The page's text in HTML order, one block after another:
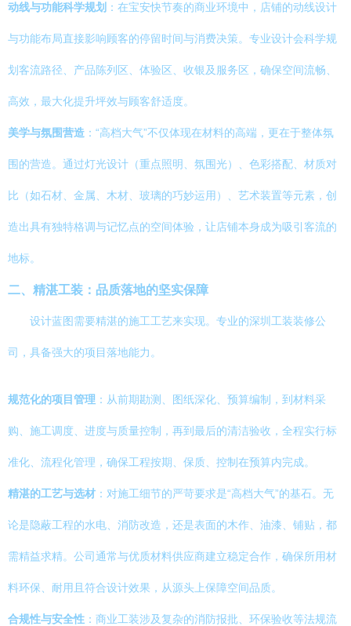
动线与功能科学规划 ：在宝安快节奏的商业环境中，店铺的动线设计
与功能布局直接影响顾客的停留时间与消费决策。专业设计会科学规
划客流路径、产品陈列区、体验区、收银及服务区，确保空间流畅、
高效，最大化提升坪效与顾客舒适度。
美学与氛围营造 ：“高档大气”不仅体现在材料的高端，更在于整体氛
围的营造。通过灯光设计（重点照明、氛围光）、色彩搭配、材质对
比（如石材、金属、木材、玻璃的巧妙运用）、艺术装置等元素，创
造出具有独特格调与记忆点的空间体验，让店铺本身成为吸引客流的
地标。
二、精湛工装：品质落地的坚实保障
设计蓝图需要精湛的施工工艺来实现。专业的深圳工装装修公
司，具备强大的项目落地能力。
规范化的项目管理 ：从前期勘测、图纸深化、预算编制，到材料采
购、施工调度、进度与质量控制，再到最后的清洁验收，全程实行标
准化、流程化管理，确保工程按期、保质、控制在预算内完成。
精湛的工艺与选材 ：对施工细节的严苛要求是“高档大气”的基石。无
论是隐蔽工程的水电、消防改造，还是表面的木作、油漆、铺贴，都
需精益求精。公司通常与优质材料供应商建立稳定合作，确保所用材
料环保、耐用且符合设计效果，从源头上保障空间品质。
合规性与安全性 ：商业工装涉及复杂的消防报批、环保验收等法规流